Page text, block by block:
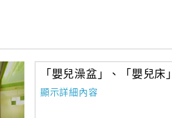
「嬰兒澡盆」、「嬰兒床」
顯示詳細內容